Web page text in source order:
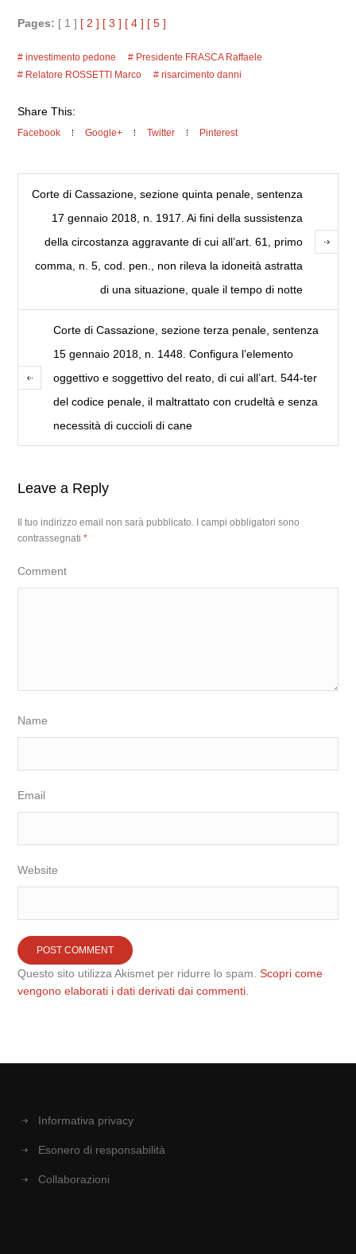
Pages: [ 1 ] [ 2 ] [ 3 ] [ 4 ] [ 5 ]
investimento pedone
Presidente FRASCA Raffaele
Relatore ROSSETTI Marco
risarcimento danni
Share This:
Facebook Google+ Twitter Pinterest
Corte di Cassazione, sezione quinta penale, sentenza
17 gennaio 2018, n. 1917. Ai fini della sussistenza
della circostanza aggravante di cui all’art. 61, primo
comma, n. 5, cod. pen., non rileva la idoneità astratta
di una situazione, quale il tempo di notte
Corte di Cassazione, sezione terza penale, sentenza
15 gennaio 2018, n. 1448. Configura l’elemento
oggettivo e soggettivo del reato, di cui all’art. 544-ter
del codice penale, il maltrattato con crudeltà e senza
necessità di cuccioli di cane
Leave a Reply
Il tuo indirizzo email non sarà pubblicato.
I campi obbligatori sono
contrassegnati*
Comment
Name
Email
Website
Questo sito utilizza Akismet per ridurre lo spam.Scopri come
vengono elaborati i dati derivati dai commenti
Informativa privacy
Esonero di responsabilità
Collaborazioni